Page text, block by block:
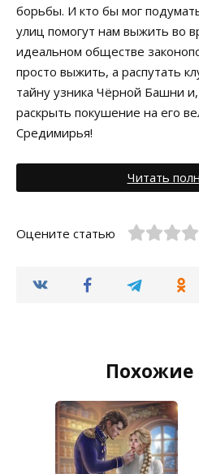
борьбы. И кто бы мог
улиц помогут нам выжить во
идеальном обществе
просто выжить, а распутать
тайну узника Чёрной Башни
раскрыть покушение на его
Средимирья!
Читать
Оцените статью
Похожие